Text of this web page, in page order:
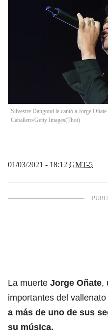
Silvestre Dangond le cantó a Jorge
Caballero/Getty Images(Thot)
01/03/2021 - 18:12 GMT-5
La muerte Jorge Oñate,
importantes del
a más de uno de sus
su música.